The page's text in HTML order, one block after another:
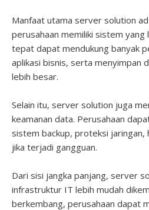
Manfaat utama server solution
perusahaan memiliki sistem yang
tepat dapat mendukung banyak
aplikasi bisnis, serta menyimpan
lebih besar.
Selain itu, server solution juga
keamanan data. Perusahaan
sistem backup, proteksi jaringan,
jika terjadi gangguan.
Dari sisi jangka panjang, server
infrastruktur IT lebih mudah
berkembang, perusahaan dapat